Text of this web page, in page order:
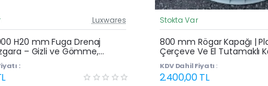
Güncel Fiyat
Yeni Ürün
Luxwares
H20 mm Fuga Drenaj
– Gizli ve Gömme,
ve Havuz Kenarı Oluğu
:
Stokta Var
800 mm Rögar Kapağı |
Çerçeve Ve El Tutamaklı
KDV Dahil Fiyatı :
2.400,00 TL